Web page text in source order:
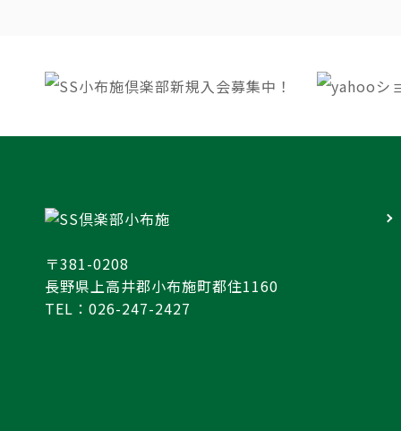
〒381-0208
長野県上高井郡小布施町都住1160
TEL：026-247-2427